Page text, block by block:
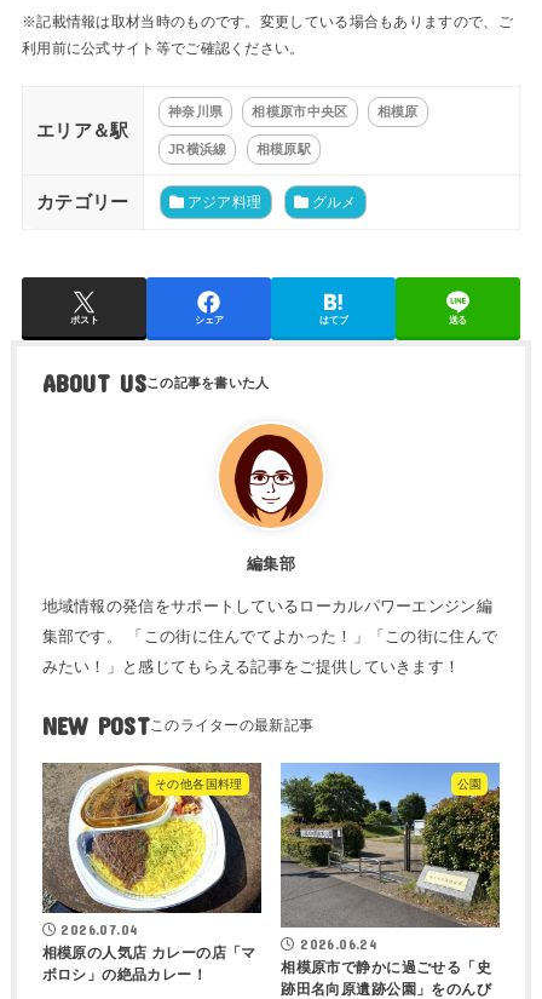
※記載情報は取材当時のものです。変更している場合もありますので、ご
利用前に公式サイト等でご確認ください。
エリア＆駅
神奈川県 相模原市中央区 相模原
JR横浜線 相模原駅
カテゴリー アジア料理 グルメ
ポスト シェア はてブ 送る
ABOUT US
編集部
地域情報の発信をサポートしているローカルパワーエンジン編
集部です。 「この街に住んでてよかった！」「この街に住んで
みたい！」と感じてもらえる記事をご提供していきます！
NEW POST
その他各国料理
2026.07.04
相模原の人気店 カレーの店「マ
ボロシ」の絶品カレー！
公園
2026.06.24
相模原市で静かに過ごせる「史
跡田名向原遺跡公園」をのんび